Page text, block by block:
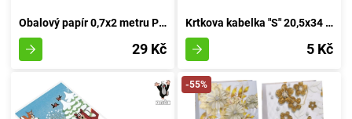
Obalový papír 0,7x2 metru PRO DĚTI - RŮZNÁ SMĚS
29 Kč
Krtkova kabelka "S" 20,5x34 cm SVÁTKY
5 Kč
-55%